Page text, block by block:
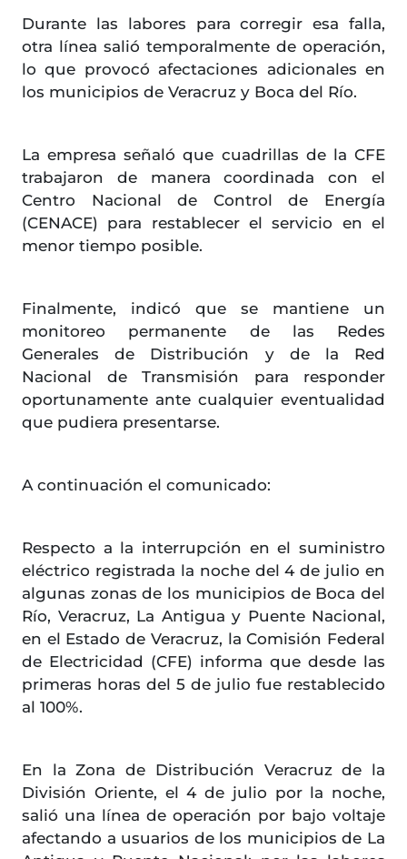
Durante las labores para corregir esa falla,
otra línea salió temporalmente de operación,
lo que provocó afectaciones adicionales en
los municipios de Veracruz y Boca del Río.
La empresa señaló que cuadrillas de la CFE
trabajaron de manera coordinada con el
Centro Nacional de Control de Energía
(CENACE) para restablecer el servicio en el
menor tiempo posible.
Finalmente, indicó que se mantiene un
monitoreo permanente de las Redes
Generales de Distribución y de la Red
Nacional de Transmisión para responder
oportunamente ante cualquier eventualidad
que pudiera presentarse.
A continuación el comunicado:
Respecto a la interrupción en el suministro
eléctrico registrada la noche del 4 de julio en
algunas zonas de los municipios de Boca del
Río, Veracruz, La Antigua y Puente Nacional,
en el Estado de Veracruz, la Comisión Federal
de Electricidad (CFE) informa que desde las
primeras horas del 5 de julio fue restablecido
al 100%.
En la Zona de Distribución Veracruz de la
División Oriente, el 4 de julio por la noche,
salió una línea de operación por bajo voltaje
afectando a usuarios de los municipios de La